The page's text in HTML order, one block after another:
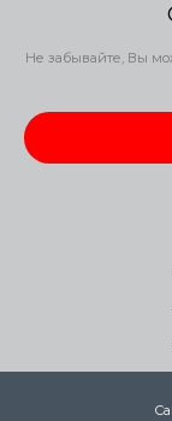
Не забывайте, Вы